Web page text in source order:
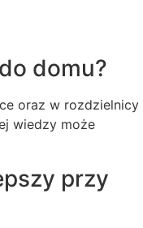
domu?
oraz w rozdzielnicy
wiedzy może
przy